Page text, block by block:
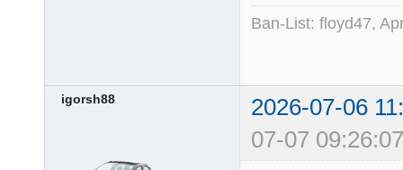
Ban-List: floyd47,
igorsh88
2026-07-06
07-07